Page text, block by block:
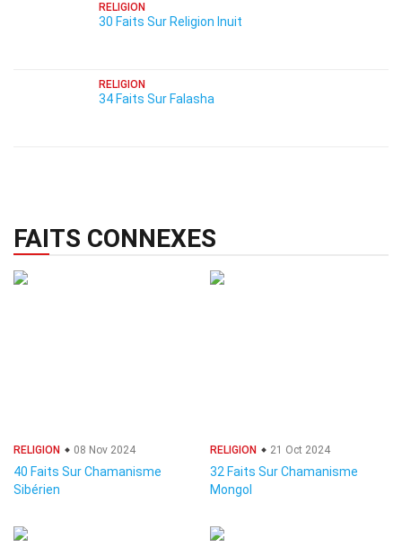
RELIGION
30 Faits Sur Religion Inuit
RELIGION
34 Faits Sur Falasha
FAITS CONNEXES
RELIGION 08 Nov 2024
40 Faits Sur Chamanisme
Sibérien
RELIGION 21 Oct 2024
32 Faits Sur Chamanisme
Mongol